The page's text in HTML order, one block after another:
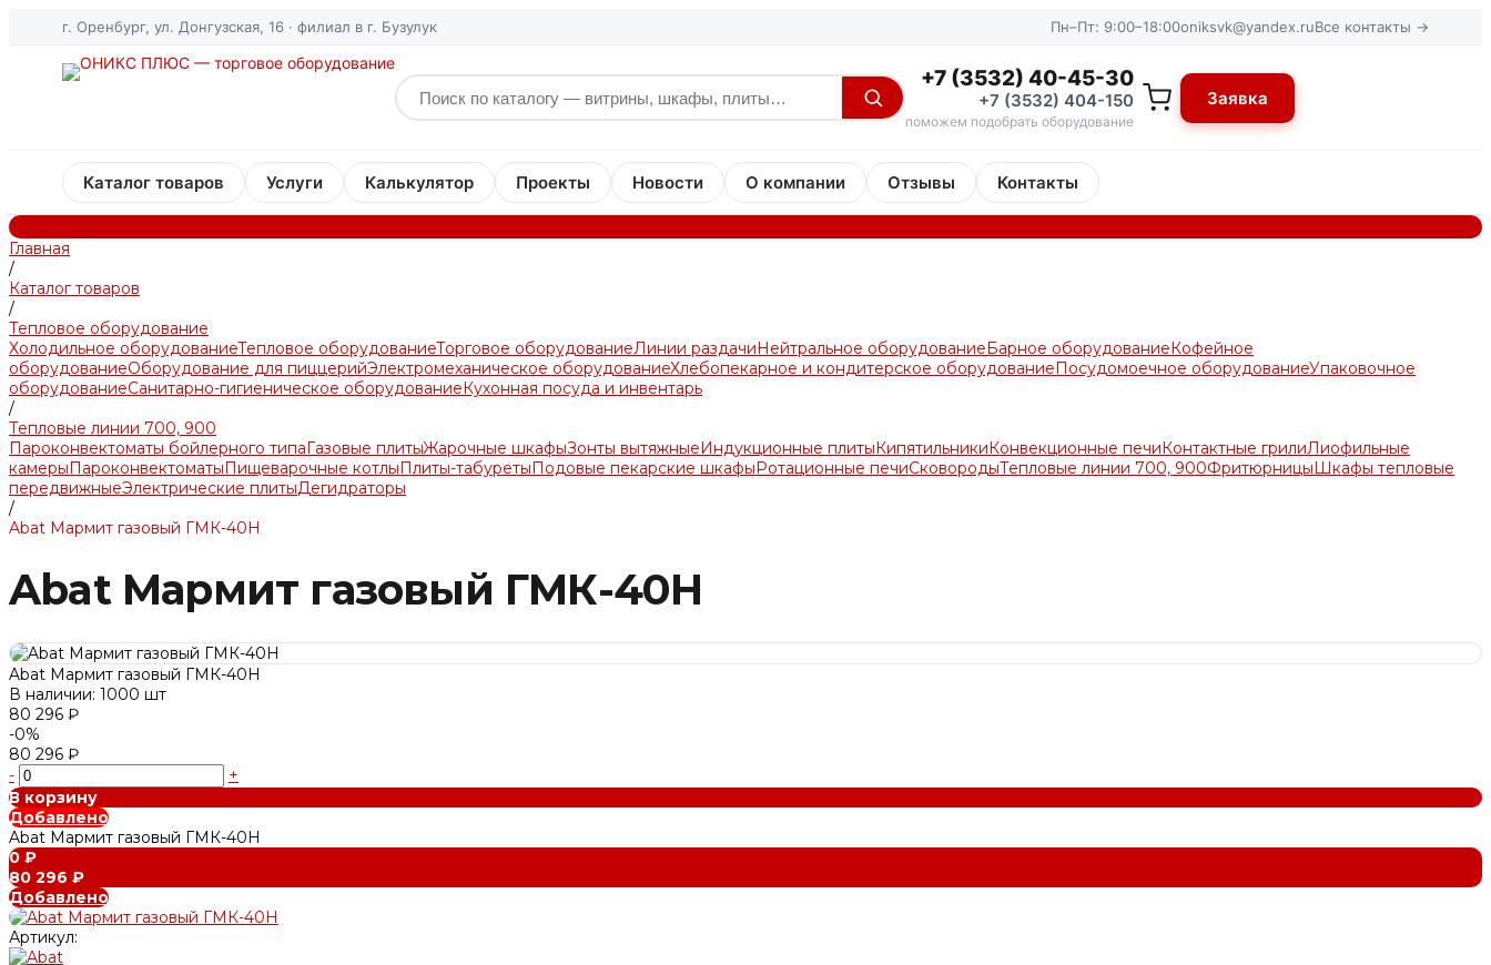
г. Оренбург, ул. Донгузская, 16 · филиал в г. Бузулук Пн–Пт: 9:00–18:00oniksvk@yandex.ruВсе контакты →
+7 (3532) 40-45-30
+7 (3532) 404-150
поможем подобрать оборудование
Заявка
Каталог товаров Услуги Калькулятор Проекты Новости О компании Отзывы Контакты
Главная
/
Каталог товаров
/
Тепловое оборудование
Холодильное оборудованиеТепловое оборудованиеТорговое оборудованиеЛинии раздачиНейтральное оборудованиеБарное оборудованиеКофейное
оборудованиеОборудование для пиццерийЭлектромеханическое оборудованиеХлебопекарное и кондитерское оборудованиеПосудомоечное оборудованиеУпаковочное
оборудованиеСанитарно-гигиеническое оборудованиеКухонная посуда и инвентарь
/
Тепловые линии 700, 900
Пароконвектоматы бойлерного типаГазовые плитыЖарочные шкафыЗонты вытяжныеИндукционные плитыКипятильникиКонвекционные печиКонтактные грилиЛиофильные
камерыПароконвектоматыПищеварочные котлыПлиты-табуретыПодовые пекарские шкафыРотационные печиСковородыТепловые линии 700, 900ФритюрницыШкафы тепловые
передвижныеЭлектрические плитыДегидраторы
/
Abat Мармит газовый ГМК-40Н
Abat Мармит газовый ГМК-40Н
Abat Мармит газовый ГМК-40Н
В наличии: 1000 шт
80 296 ₽
-0%
80 296 ₽
-
+
В корзину
Добавлено
Abat Мармит газовый ГМК-40Н
0 ₽
80 296 ₽
Добавлено
Артикул: